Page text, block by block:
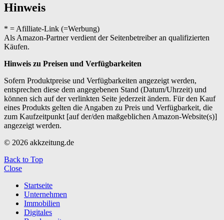
Hinweis
* = Afilliate-Link (=Werbung)
Als Amazon-Partner verdient der Seitenbetreiber an qualifizierten
Käufen.
Hinweis zu Preisen und Verfügbarkeiten
Sofern Produktpreise und Verfügbarkeiten angezeigt werden,
entsprechen diese dem angegebenen Stand (Datum/Uhrzeit) und
können sich auf der verlinkten Seite jederzeit ändern. Für den Kauf
eines Produkts gelten die Angaben zu Preis und Verfügbarkeit, die
zum Kaufzeitpunkt [auf der/den maßgeblichen Amazon-Website(s)]
angezeigt werden.
© 2026 akkzeitung.de
Back to Top
Close
Startseite
Unternehmen
Immobilien
Digitales